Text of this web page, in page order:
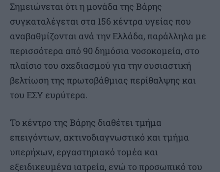
Σημειώνεται ότι η μονάδα της Βάρης
συγκαταλέγεται στα 156 κέντρα υγείας που
αναβαθμίζονται ανά την Ελλάδα, παράλληλα με
περισσότερα από 90 δημόσια νοσοκομεία, στο
πλαίσιο του σχεδιασμού για την ουσιαστική
βελτίωση της πρωτοβάθμιας περίθαλψης και
του ΕΣΥ ευρύτερα.
Το κέντρο της Βάρης διαθέτει τμήμα
επειγόντων, ακτινοδιαγνωστικό και τμήμα
υπερήχων, εργαστηριακό τομέα και
εξειδικευμένα ιατρεία, ενώ το προσωπικό του